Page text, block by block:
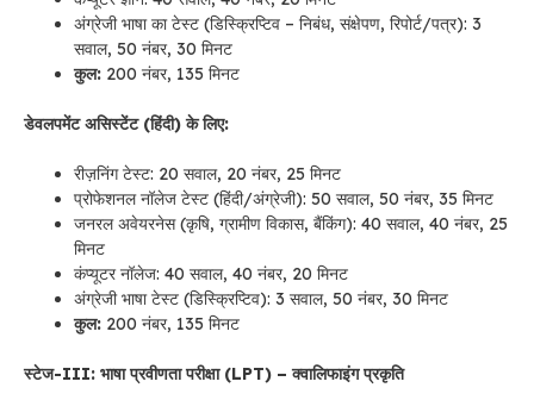
अंग्रेजी भाषा का टेस्ट (डिस्क्रिप्टिव – निबंध, संक्षेपण, रिपोर्ट/पत्र): 3
सवाल, 50 नंबर, 30 मिनट
कुल: 200 नंबर, 135 मिनट
डेवलपमेंट असिस्टेंट (हिंदी) के लिए:
रीज़निंग टेस्ट: 20 सवाल, 20 नंबर, 25 मिनट
प्रोफेशनल नॉलेज टेस्ट (हिंदी/अंग्रेजी): 50 सवाल, 50 नंबर, 35 मिनट
जनरल अवेयरनेस (कृषि, ग्रामीण विकास, बैंकिंग): 40 सवाल, 40 नंबर, 25
मिनट
कंप्यूटर नॉलेज: 40 सवाल, 40 नंबर, 20 मिनट
अंग्रेजी भाषा टेस्ट (डिस्क्रिप्टिव): 3 सवाल, 50 नंबर, 30 मिनट
कुल: 200 नंबर, 135 मिनट
स्टेज-III: भाषा प्रवीणता परीक्षा (LPT) – क्वालिफाइंग प्रकृति